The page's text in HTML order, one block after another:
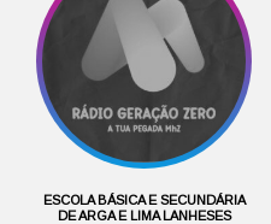
ESCOLA BÁSICA E SECUNDÁRIA
DE ARGA E LIMA LANHESES